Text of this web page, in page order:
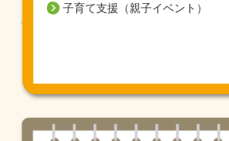
子育て支援（親子イベント）